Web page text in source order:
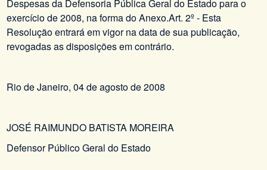
Despesas da Defensoria Pública Geral do Estado para o
exercício de 2008, na forma do Anexo.Art. 2º - Esta
Resolução entrará em vigor na data de sua publicação,
revogadas as disposições em contrário.
Rio de Janeiro, 04 de agosto de 2008
JOSÉ RAIMUNDO BATISTA MOREIRA
Defensor Público Geral do Estado